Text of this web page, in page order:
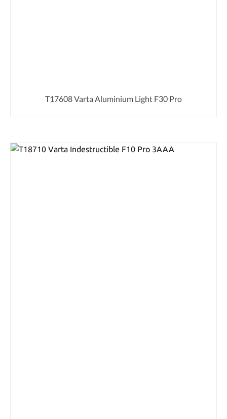
T17608 Varta Aluminium Light F30 Pro